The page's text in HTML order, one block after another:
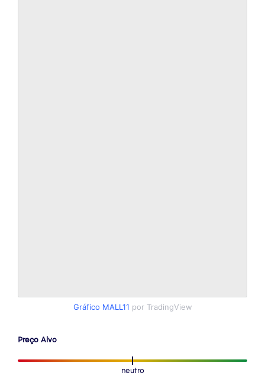
Gráfico MALL11 por TradingView
Preço Alvo
neutro